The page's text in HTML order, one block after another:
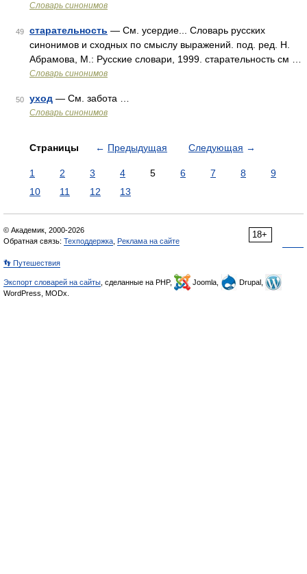
Словарь синонимов
49 старательность — См. усердие... Словарь русских
синонимов и сходных по смыслу выражений. под. ред. Н.
Абрамова, М.: Русские словари, 1999. старательность см …
Словарь синонимов
50 уход — См. забота …
Словарь синонимов
Страницы ← Предыдущая Следующая →
1 2 3 4 5 6 7 8
9
10
11 12 13
18+
© Академик, 2000-2026
Обратная связь: Техподдержка Реклама на сайте
👣 Путешествия
Экспорт словарей на сайты , сделанные на PHP, Joomla,
Drupal,
WordPress, MODx.